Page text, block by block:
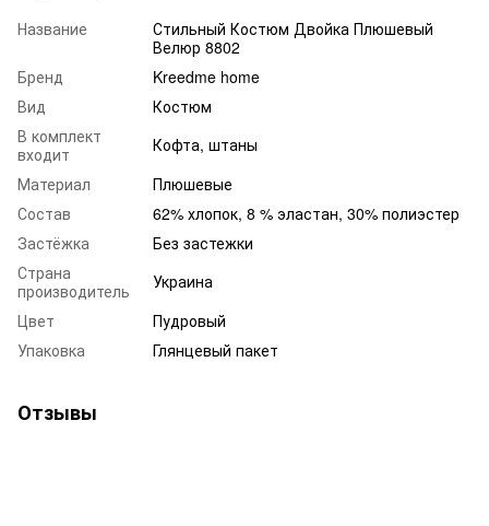
Название
Стильный Костюм Двойка Плюшевый
Велюр 8802
Бренд
Kreedme home
Вид
Костюм
В комплект
входит
Кофта, штаны
Материал
Плюшевые
Состав
62% хлопок, 8 % эластан, 30% полиэстер
Застёжка
Без застежки
Страна
производитель
Украина
Цвет
Пудровый
Упаковка
Глянцевый пакет
Отзывы